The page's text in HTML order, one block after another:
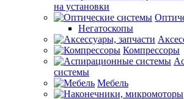
на установки
Негатоскопы
Компрессоры
системы
Мебель